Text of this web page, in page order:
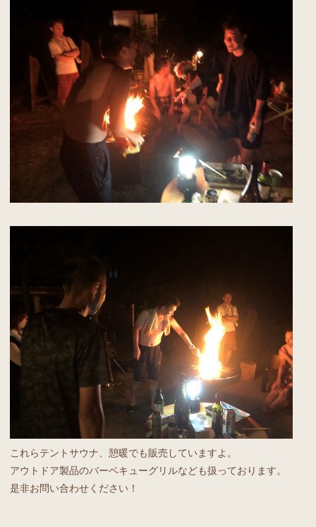
これらテントサウナ、憩暖でも販売していますよ。
アウトドア製品のバーベキューグリルなども扱っております。
是非お問い合わせください！